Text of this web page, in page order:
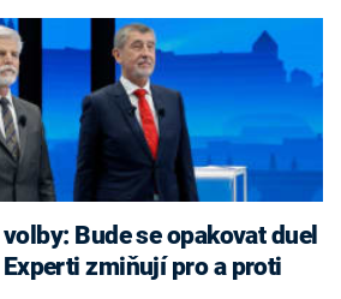
zmiňují pro a proti